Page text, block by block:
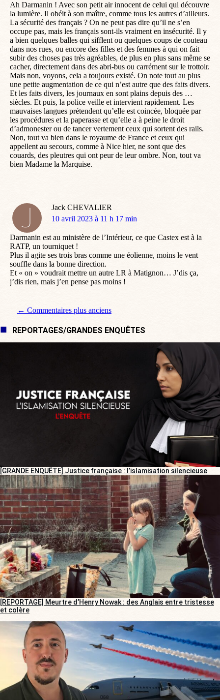
Ah Darmanin ! Avec son petit air innocent de celui qui découvre
la lumière. Il obéit à son maître, comme tous les autres d’ailleurs.
La sécurité des français ? On ne peut pas dire qu’il ne s’en
occupe pas, mais les français sont-ils vraiment en insécurité. Il y
a bien quelques balles qui sifflent ou quelques coups de couteau
dans nos rues, ou encore des filles et des femmes à qui on fait
subir des choses pas très agréables, de plus en plus sans même se
cacher, directement dans des abri-bus ou carrément sur le trottoir.
Mais non, voyons, cela a toujours existé. On note tout au plus
une petite augmentation de ce qui n’est autre que des faits divers.
Et les faits divers, les journaux en sont plains depuis des …
siècles. Et puis, la police veille et intervient rapidement. Les
mauvaises langues prétendent qu’elle est coincée, bloquée par
les procédures et la paperasse et qu’elle a à peine le droit
d’admonester ou de tancer vertement ceux qui sortent des rails.
Non, tout va bien dans le royaume de France et ceux qui
appellent au secours, comme à Nice hier, ne sont que des
couards, des pleutres qui ont peur de leur ombre. Non, tout va
bien Madame la Marquise.
Jack CHEVALIER
dit
10 avril 2023 à 11 h 17 min
Darmanin est au ministère de l’Intérieur, ce que Castex est à la
RATP, un tourniquet !
Plus il agite ses trois bras comme une éolienne, moins le vent
souffle dans la bonne direction.
Et « on » voudrait mettre un autre LR à Matignon… J’dis ça,
j’dis rien, mais j’en pense pas moins !
Navigation de commentaire
← Commentaires plus anciens
REPORTAGES/GRANDES ENQUÊTES
[GRANDE ENQUÊTE] Justice française : l’islamisation silencieuse
[REPORTAGE] Meurtre d’Henry Nowak : des Anglais entre tristesse
et colère